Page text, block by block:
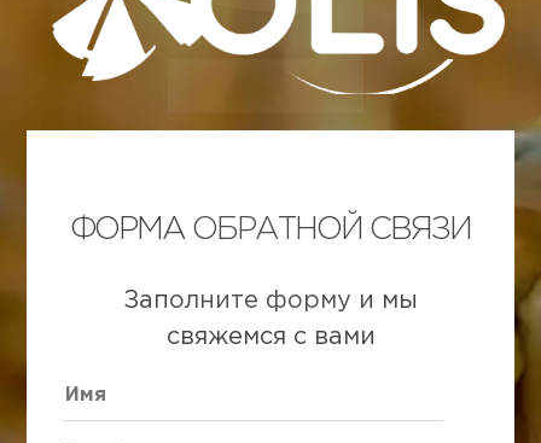
ФОРМА ОБРАТНОЙ СВЯЗИ
Заполните форму и мы
свяжемся с вами